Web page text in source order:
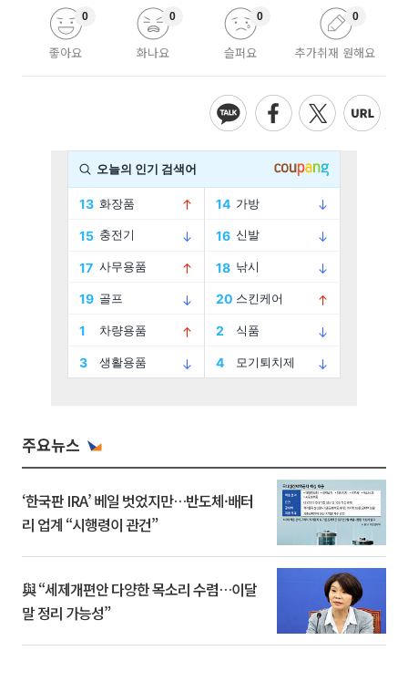
좋아요
0
화나요
0
슬퍼요
0
추가취재 원해요
0
주요뉴스
‘한국판 IRA’ 베일 벗었지만…반도체·배터
리 업계 “시행령이 관건”
與 “세제개편안 다양한 목소리 수렴…이달
말 정리 가능성”